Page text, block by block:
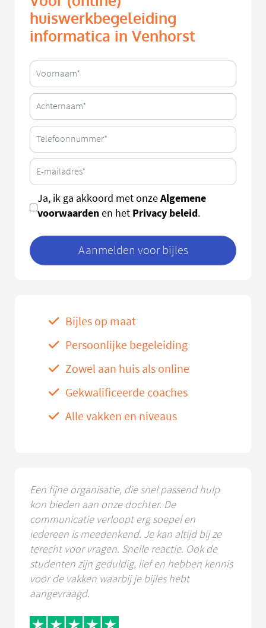
huiswerkbegeleiding
informatica in Venhorst
Ja, ik ga akkoord met onzeAlgemene
voorwaardenen het Privacy beleid.
Aanmelden voor bijles
Bijles op maat
Persoonlijke begeleiding
Zowel aan huis als online
Gekwalificeerde coaches
Alle vakken en niveaus
Een fijne organisatie, die snel passend hulp
kon bieden aan onze dochter. De
communicatie verloopt erg soepel en
iedereen is meedenkend. Je kan altijd bij ze
terecht voor vragen. Snelle reactie. Ook de
studenten zijn geduldig, lief en hebben kennis
voor de vakken waarbij je bijles hebt
aangevraagd.